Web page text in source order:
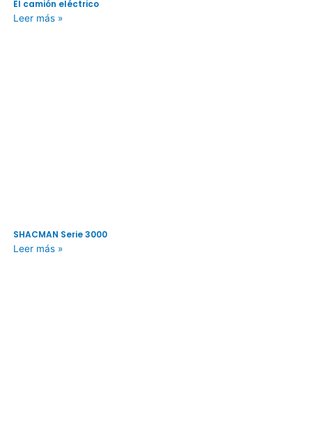
El camión eléctrico
Leer más »
SHACMAN Serie 3000
Leer más »